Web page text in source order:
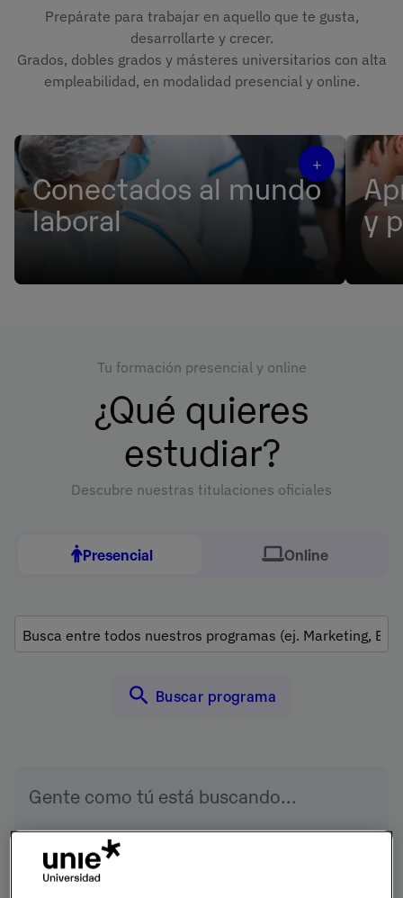
Prepárate para trabajar en aquello que te gusta,
desarrollarte y crecer.
Grados, dobles grados y másteres universitarios con alta
empleabilidad, en modalidad presencial y online.
+
Conectados al mundo
laboral
y
Tu formación presencial y online
¿Qué quieres
estudiar?
Descubre nuestras titulaciones oficiales
Presencial Online
Gente como tú está buscando...